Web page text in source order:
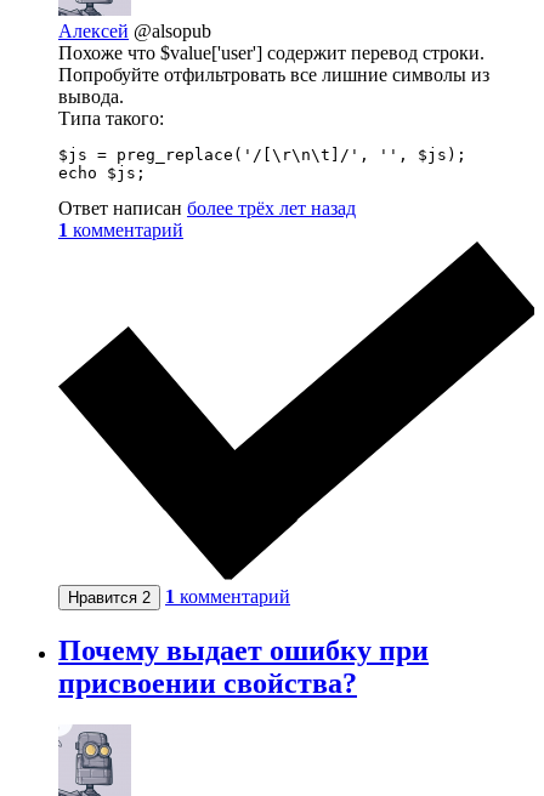
Алексей @alsopub
Похоже что $value['user'] содержит перевод строки.
Попробуйте отфильтровать все лишние символы из
вывода.
Типа такого:
$js = preg_replace('/[\r\n\t]/', '', $js);
echo $js;
Ответ написан более трёх лет назад
1 комментарий
Нравится 2 1 комментарий
Почему выдает ошибку при
присвоении свойства?